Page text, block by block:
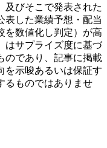
及びそこで発表された
表した業績予想・配当
を数値化し判定）が高
はサプライズ度に基づ
のであり、記事に掲載
を示唆あるいは保証す
るものではありませ